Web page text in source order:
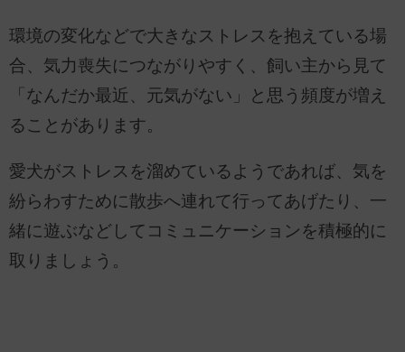
環境の変化などで大きなストレスを抱えている場
合、気力喪失につながりやすく、飼い主から見て
「なんだか最近、元気がない」と思う頻度が増え
ることがあります。
愛犬がストレスを溜めているようであれば、気を
紛らわすために散歩へ連れて行ってあげたり、一
緒に遊ぶなどしてコミュニケーションを積極的に
取りましょう。